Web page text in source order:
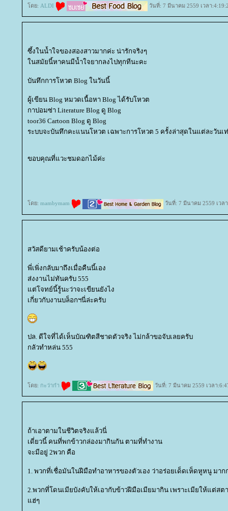
ดย: ALDI วันที่: 7 มีนาคม 2559 เวลา
ซึ้งในน้ำใจของสองสาวมากค่ะ น่ารักจริงๆ
นสมัยนี้หาคนมีน้ำใจยากลงไปทุกทีนะคะ
บันทึกการโหวต Blog ในวันนี้
ผู้เขียน Blog หมวดเนื้อหา Blog ได้รับโหวต
กาปอมซ่า Literature Blog ดู Blog
toor36 Cartoon Blog ดู Blog
ระบบจะบันทึกคะแนนโหวต เฉพาะการโหวต 5 ครั้งล่าสุดในแต่ละวันเ
ขอบคุณที่แวะชมดอกไม้ค่ะ
ดย: mambymam วันที่: 7 มีนาคม 2559 เวล
สวัสดียามเช้าครับน้องต่อ
พี่เพิ่งกลับมาถึงเมื่อคืนนี้เอง
ส่งงานไม่ทันครับ 555
ต่โจทย์นี้รู้นะว่าจะเขียนยังไง
เกี่ยวกับงานบล็อกฯนี่ล่ะครับ
ปล. ดีใจที่ได้เห็นบัณฑิตสีชาดตัวจริง ไม่กล้าขอจับเลยครับ
กลัวทำหล่น 555
ดย: กะว่าก๋า วันที่: 7 มีนาคม 2559 เวลา
ถ้าเอาตามในชีวิตจริงแล้วนี่
เดี่ยวนี้ คนที่พกข้าวกล่องมากินกัน ตามที่ทำงาน
จะมีอยู่ 2พวก คือ
1. พวกที่เชื่อมันในฝีมือทำอาหารของตัวเอง ว่าอร่อยเด็ดเห็ดหูหนู มา
2.พวกที่โดนเมียบังคับให้เอากับข้าวฝีมือเมียมากิน เพราะเมียให้แต่สต
ฮ่ๆ